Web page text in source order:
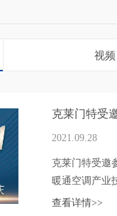
视频
克莱门特受
2021.09.28
克莱门特受邀
暖通空调产业
查看详情>>